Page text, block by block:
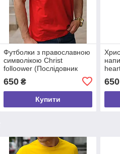
Футболки з православною
символікою Christ
folloower (Послідовник
бавовняні розмір S
650₴
Купити
650